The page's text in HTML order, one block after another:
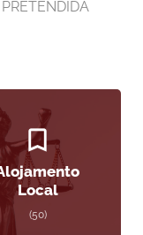
Local
(50)